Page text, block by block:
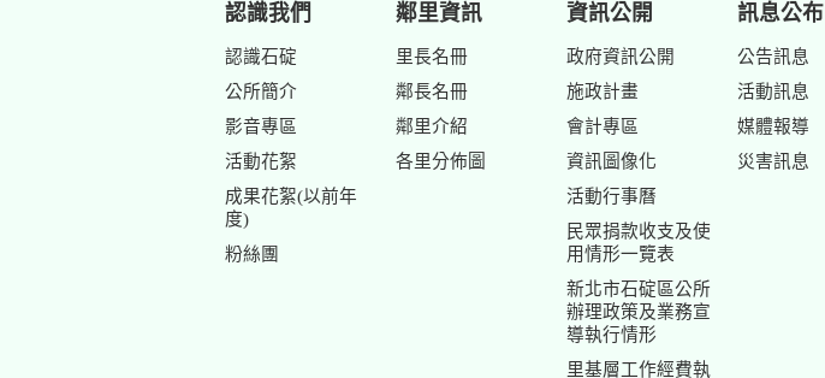
認識我們
認識石碇
公所簡介
影音專區
活動花絮
成果花絮(以前年
度)
粉絲團
鄰里資訊
里長名冊
鄰長名冊
鄰里介紹
各里分佈圖
資訊公開
政府資訊公開
施政計畫
會計專區
資訊圖像化
活動行事曆
民眾捐款收支及使
用情形一覽表
新北市石碇區公所
辦理政策及業務宣
導執行情形
里基層工作經費執
訊息公布
公告訊息
活動訊息
媒體報導
災害訊息